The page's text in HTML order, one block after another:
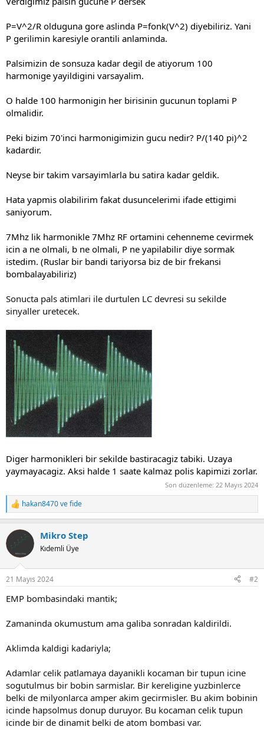
P=V^2/R olduguna gore aslinda P=fonk(V^2) diyebiliriz. Yani
P gerilimin karesiyle orantili anlaminda.
Palsimizin de sonsuza kadar degil de atiyorum 100
harmonige yayildigini varsayalim.
O halde 100 harmonigin her birisinin gucunun toplami P
olmalidir.
Peki bizim 70'inci harmonigimizin gucu nedir? P/(140 pi)^2
kadardir.
Neyse bir takim varsayimlarla bu satira kadar geldik.
Hata yapmis olabilirim fakat dusuncelerimi ifade ettigimi
saniyorum.
7Mhz lik harmonikle 7Mhz RF ortamini cehenneme cevirmek
icin a ne olmali, b ne olmali, P ne yapilabilir diye sormak
istedim. (Ruslar bir bandi tariyorsa biz de bir frekansi
bombalayabiliriz)
Sonucta pals atimlari ile durtulen LC devresi su sekilde
sinyaller uretecek.
Diger harmonikleri bir sekilde bastiracagiz tabiki. Uzaya
yaymayacagiz. Aksi halde 1 saate kalmaz polis kapimizi zorlar.
Son düzenleme: 22 Mayıs 2024
R
e
c
t
i
s
hakan8470vefide
Mikro Step
Kıdemli Üye
21 Mayıs 2024 #2
EMP bombasindaki mantik;
Zamaninda okumustum ama galiba sonradan kaldirildi.
Aklimda kaldigi kadariyla;
Adamlar celik patlamaya dayanikli kocaman bir tupun icine
sogutulmus bir bobin sarmislar. Bir kereligine yuzbinlerce
belki de milyonlarca amper akim gecirmisler. Bu akim bobinin
icinde hapsolmus donup duruyor. Bu kocaman celik tupun
icinde bir de dinamit belki de atom bombasi var.